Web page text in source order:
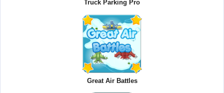
Truck Parking Pro
Great Air Battles